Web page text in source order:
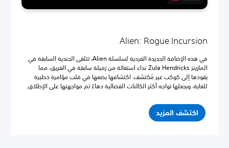
Alien: Rogue Incursion
في هذه الإضافة الجديدة الفردية لسلسلة Alien، تتلقى الجندية السابقة في
المارينز Zula Hendricks نداء استغاثة من زميلة سابقة في الفريق، مما
يقودها إلى كوكب غير مُكتشف. اكتشافها يضعها في قلب مؤامرة خطيرة
للغاية، ويجعلها تواجه أكثر الكائنات الفضائية دهاءً تم مواجهتها على الإطلاق.
اكتشف المزيد